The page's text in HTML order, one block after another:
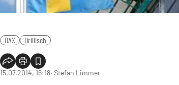
DAX Drillisch
15.07.2014, 16:18‧ Stefan Limmer